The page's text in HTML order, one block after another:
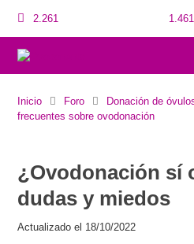
2.261 1.461
Inicio Foro Donación de
frecuentes sobre ovodonación
¿Ovodonación sí
dudas y miedos
Actualizado el 18/10/2022